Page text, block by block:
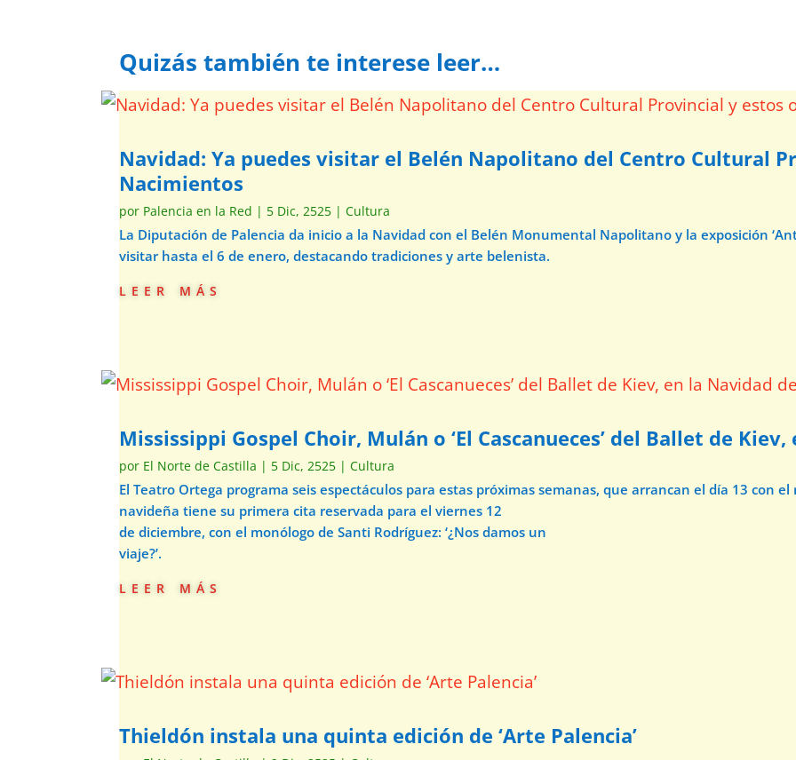
Quizás también te interese leer…
Navidad: Ya puedes visitar el Belén Napolitano del Centro Cultural
Nacimientos
por Palencia en la Red | 5 Dic, 2525 |Cultura
La Diputación de Palencia da inicio a la Navidad con el Belén Monumental Napolitano y la exposición
visitar hasta el 6 de enero, destacando tradiciones y arte belenista.
leer más
Mississippi Gospel Choir, Mulán o ‘El Cascanueces’ del Ballet de
por El Norte de Castilla | 5 Dic, 2525 |Cultura
El Teatro Ortega programa seis espectáculos para estas próximas semanas, que arrancan el día 13 con
navideña tiene su primera cita reservada para el viernes 12
de diciembre, con el monólogo de Santi Rodríguez: ‘¿Nos damos un
viaje?’.
leer más
Thieldón instala una quinta edición de ‘Arte Palencia’